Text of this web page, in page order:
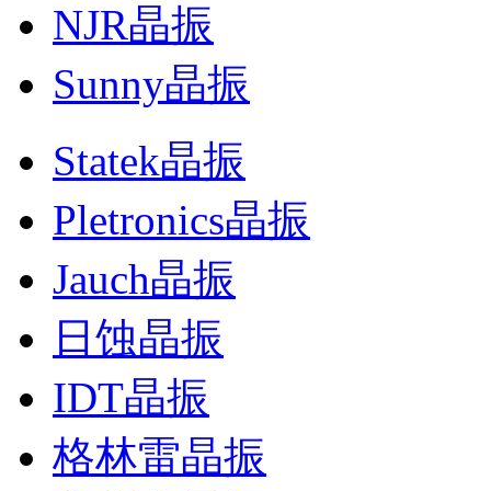
NJR晶振
Sunny晶振
Statek晶振
Pletronics晶振
Jauch晶振
日蚀晶振
IDT晶振
格林雷晶振